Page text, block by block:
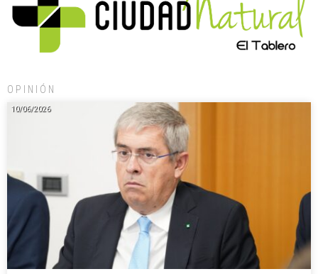
OPINIÓN
10/06/2026